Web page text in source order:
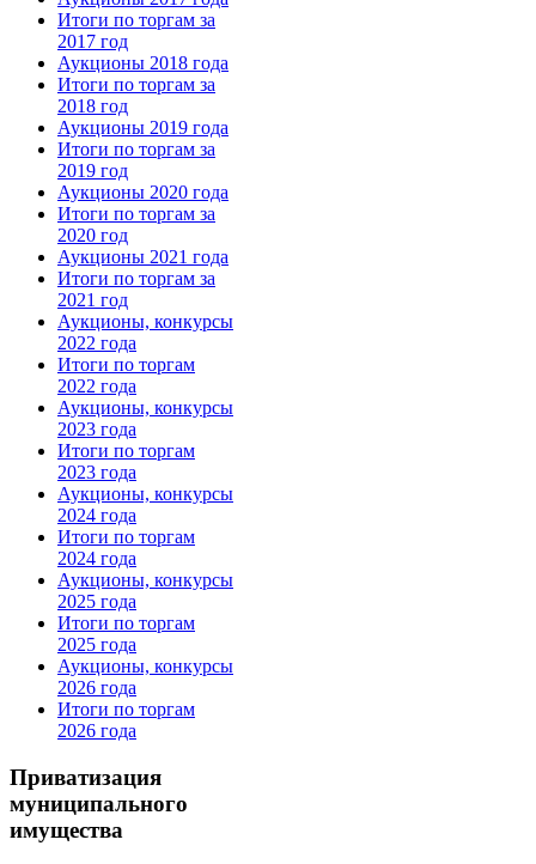
Итоги по торгам за
2017 год
Аукционы 2018 года
Итоги по торгам за
2018 год
Аукционы 2019 года
Итоги по торгам за
2019 год
Аукционы 2020 года
Итоги по торгам за
2020 год
Аукционы 2021 года
Итоги по торгам за
2021 год
Аукционы, конкурсы
2022 года
Итоги по торгам
2022 года
Аукционы, конкурсы
2023 года
Итоги по торгам
2023 года
Аукционы, конкурсы
2024 года
Итоги по торгам
2024 года
Аукционы, конкурсы
2025 года
Итоги по торгам
2025 года
Аукционы, конкурсы
2026 года
Итоги по торгам
2026 года
Приватизация
муниципального
имущества